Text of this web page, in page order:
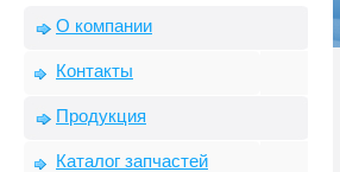
О компании
Контакты
Продукция
Каталог запчастей